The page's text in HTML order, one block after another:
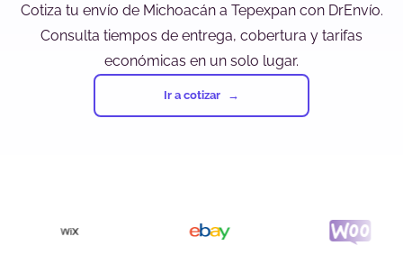
Cotiza tu envío de Michoacán a Tepexpan con DrEnvío.
Consulta tiempos de entrega, cobertura y tarifas
económicas en un solo lugar.
Ir a cotizar